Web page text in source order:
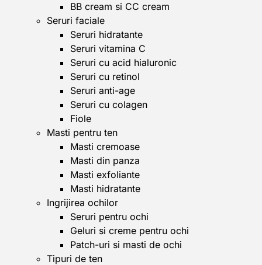
BB cream si CC cream
Seruri faciale
Seruri hidratante
Seruri vitamina C
Seruri cu acid hialuronic
Seruri cu retinol
Seruri anti-age
Seruri cu colagen
Fiole
Masti pentru ten
Masti cremoase
Masti din panza
Masti exfoliante
Masti hidratante
Ingrijirea ochilor
Seruri pentru ochi
Geluri si creme pentru ochi
Patch-uri si masti de ochi
Tipuri de ten